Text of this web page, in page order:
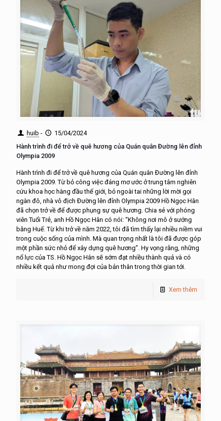
huib -
15/04/2024
Hành trình đi để trở về quê hương của Quán quân Đường lên đỉnh
Olympia 2009
Hành trình đi để trở về quê hương của Quán quân Đường lên đỉnh
Olympia 2009. Từ bỏ công việc đáng mơ ước ở trung tâm nghiên
cứu khoa học hàng đầu thế giới, bỏ ngoài tai những lời mời gọi
ngàn đô, nhà vô địch Đường lên đỉnh Olympia 2009 Hồ Ngọc Hân
đã chọn trở về để được phụng sự quê hương. Chia sẻ với phóng
viên Tuổi Trẻ, anh Hồ Ngọc Hân có nói: “Không nơi mô ở sướng
bằng Huế. Từ khi trở về năm 2022, tôi đã tìm thấy lại nhiều niềm vui
trong cuộc sống của mình. Mà quan trọng nhất là tôi đã được góp
một phần sức nhỏ để xây dựng quê hương”. Hy vọng rằng, những
nổ lực của TS. Hồ Ngọc Hân sẽ sớm đạt nhiều thành quả và có
nhiều kết quả như mong đợi của bản thân trong thời gian tới.
Xem thêm